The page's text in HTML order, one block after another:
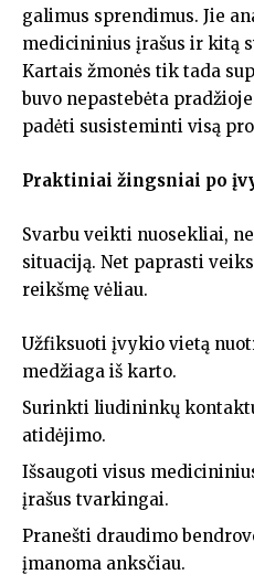
galimus sprendimus. Jie
medicininius įrašus ir kitą
Kartais žmonės tik tada
buvo nepastebėta
padėti susisteminti visą
Praktiniai žingsniai po
Svarbu veikti nuosekliai,
situaciją. Net paprasti
reikšmę vėliau.
Užfiksuoti įvykio vietą
medžiaga iš karto.
Surinkti liudininkų
atidėjimo.
Išsaugoti visus
įrašus tvarkingai.
Pranešti draudimo
įmanoma anksčiau.